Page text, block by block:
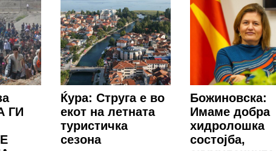
ГИ
Ќура: Струга е во
екот на летната
туристичка
сезона
Божиновска:
Имаме добра
хидролошка
состојба,